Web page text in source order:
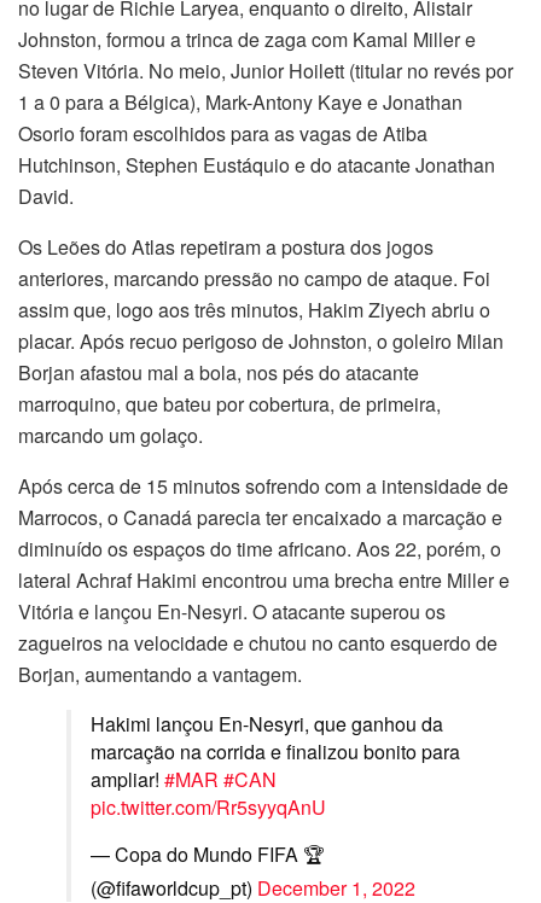
no lugar de Richie Laryea, enquanto o direito, Alistair
Johnston, formou a trinca de zaga com Kamal Miller e
Steven Vitória. No meio, Junior Hoilett (titular no revés por
1 a 0 para a Bélgica), Mark-Antony Kaye e Jonathan
Osorio foram escolhidos para as vagas de Atiba
Hutchinson, Stephen Eustáquio e do atacante Jonathan
David.
Os Leões do Atlas repetiram a postura dos jogos
anteriores, marcando pressão no campo de ataque. Foi
assim que, logo aos três minutos, Hakim Ziyech abriu o
placar. Após recuo perigoso de Johnston, o goleiro Milan
Borjan afastou mal a bola, nos pés do atacante
marroquino, que bateu por cobertura, de primeira,
marcando um golaço.
Após cerca de 15 minutos sofrendo com a intensidade de
Marrocos, o Canadá parecia ter encaixado a marcação e
diminuído os espaços do time africano. Aos 22, porém, o
lateral Achraf Hakimi encontrou uma brecha entre Miller e
Vitória e lançou En-Nesyri. O atacante superou os
zagueiros na velocidade e chutou no canto esquerdo de
Borjan, aumentando a vantagem.
Hakimi lançou En-Nesyri, que ganhou da
marcação na corrida e finalizou bonito para
ampliar! #MAR #CAN
pic.twitter.com/Rr5syyqAnU
— Copa do Mundo FIFA 🏆
(@fifaworldcup_pt) December 1, 2022